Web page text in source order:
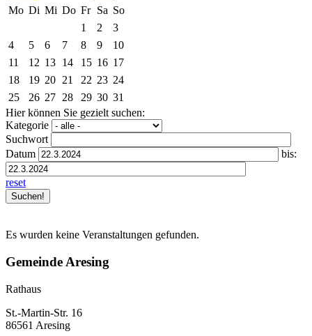
Mo Di Mi Do Fr Sa So
1
2
3
4
5 6 7 8 9
10
11
12 13 14 15 16 17
18
19 20 21 22 23 24
25
26 27 28 29 30 31
Hier können Sie gezielt suchen:
Kategorie
Suchwort
Datum
bis:
reset
Es wurden keine Veranstaltungen gefunden.
Gemeinde Aresing
Rathaus
St.-Martin-Str. 16
86561 Aresing